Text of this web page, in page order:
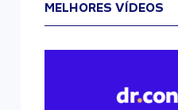
MELHORES VÍDEOS